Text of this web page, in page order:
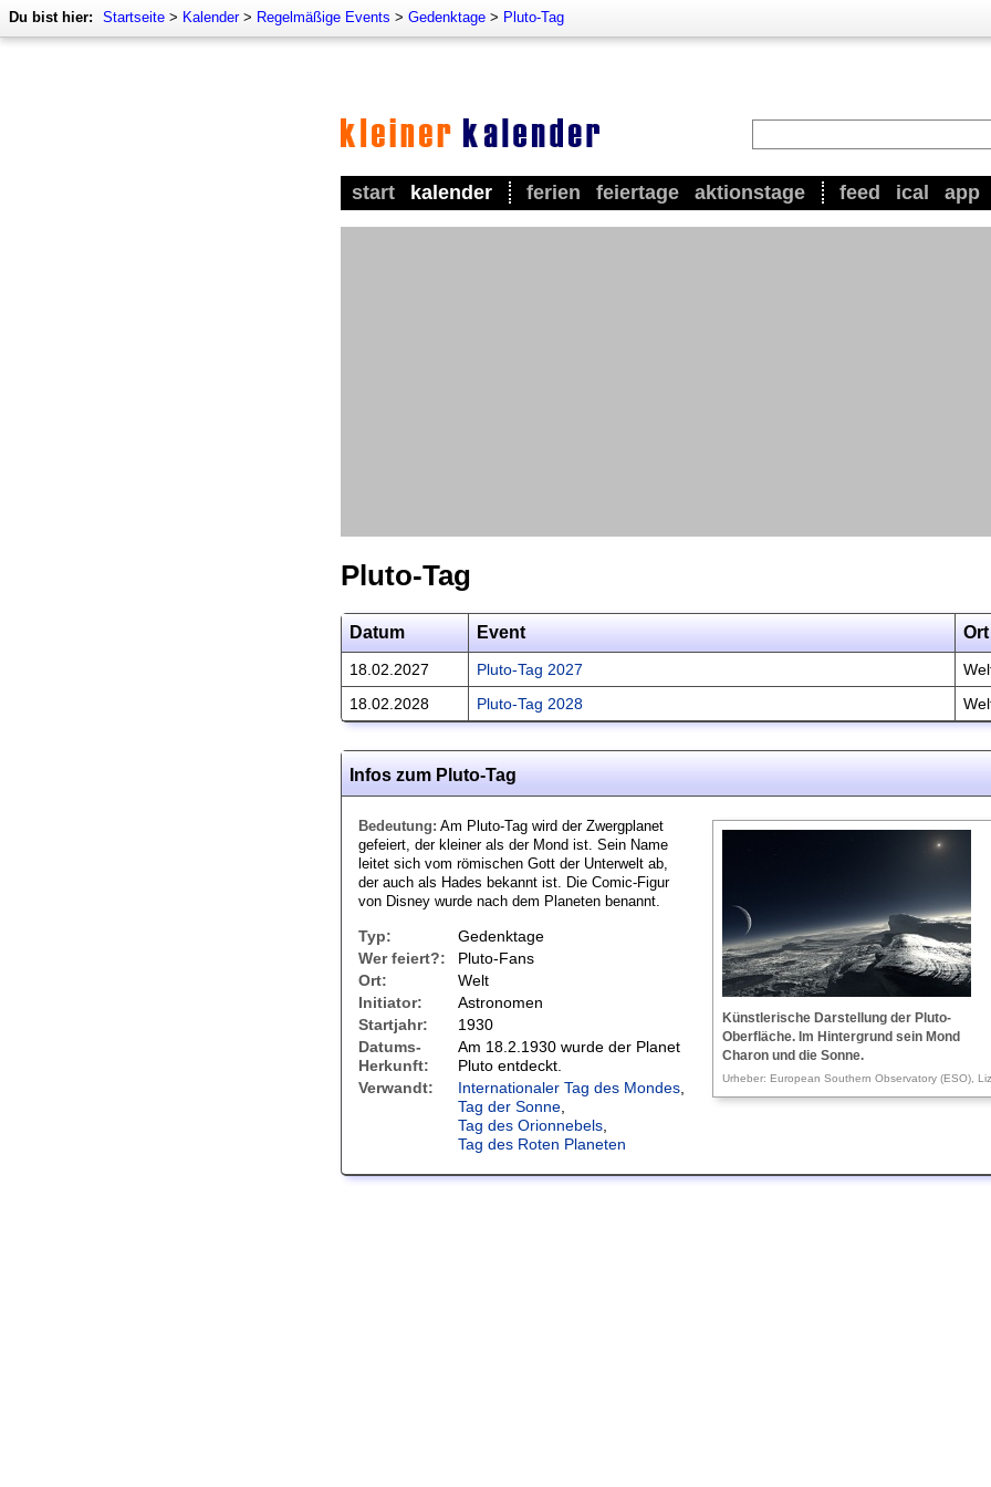
Du bist hier: Startseite > Kalender> Regelmäßige Events > Gedenktage > Pluto-Tag
start kalender ferien feiertage aktionstage feed ical app
Pluto-Tag
Datum Event Ort
18.02.2027 Pluto-Tag 2027
18.02.2028
Pluto-Tag 2028
Infos zum Pluto-Tag
Künstlerische Darstellung der Pluto-
Oberfläche. Im Hintergrund sein Mond
Charon und die Sonne.
Urheber: European Southern Observatory (ESO),
Bedeutung: Am Pluto-Tag wird der Zwergplanet
gefeiert, der kleiner als der Mond ist. Sein Name
leitet sich vom römischen Gott der Unterwelt ab,
der auch als Hades bekannt ist. Die Comic-Figur
von Disney wurde nach dem Planeten benannt.
Typ:
Gedenktage
Wer feiert?:
Pluto-Fans
Ort:
Welt
Initiator:
Astronomen
Startjahr:
1930
Datums-
Herkunft:
Am 18.2.1930 wurde der Planet
Pluto entdeckt.
Verwandt:
Internationaler Tag des Mondes
Tag der Sonne
Tag des Orionnebels
Tag des Roten Planeten